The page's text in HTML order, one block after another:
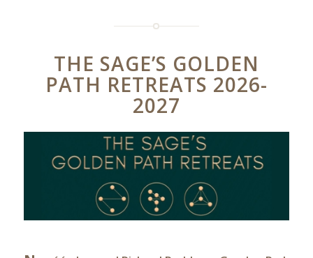
THE SAGE’S GOLDEN
PATH RETREATS 2026-
2027